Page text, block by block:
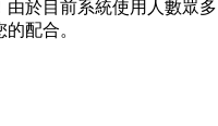
由於目前系統使用人數眾
配合。